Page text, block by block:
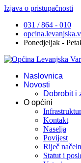
Izjava o pristupačnosti
031 / 864 - 010
Ponedjeljak -
Naslovnica
Novosti
Dobrobit i
O općini
Kontakt
Naselja
Povijest
Riječ
Statut i